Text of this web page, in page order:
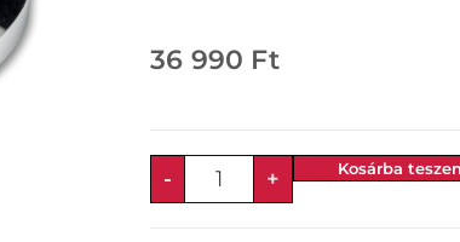
36 990 Ft
- + Kosárba